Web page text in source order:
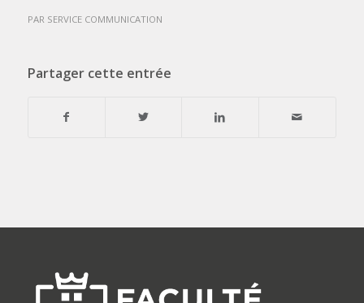
PAR SERVICE COMMUNICATION
Partager cette entrée